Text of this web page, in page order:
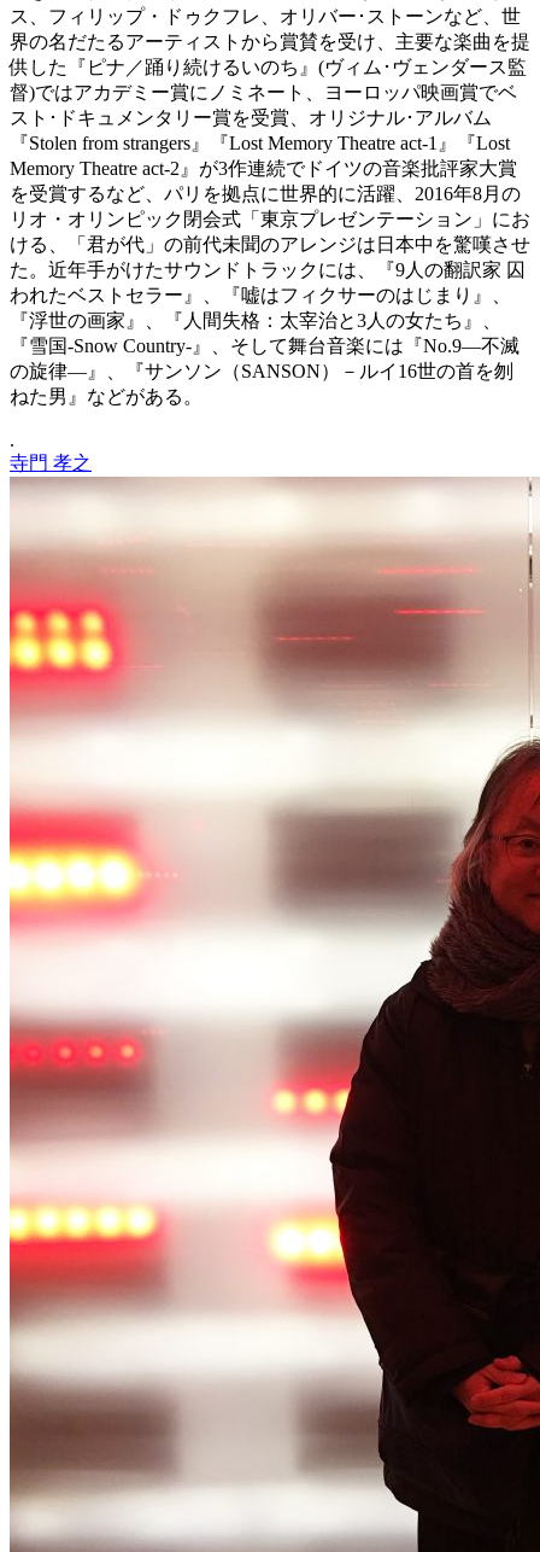
ス、フィリップ・ドゥクフレ、オリバー･ストーンなど、世
界の名だたるアーティストから賞賛を受け、主要な楽曲を提
供した『ピナ／踊り続けるいのち』 (ヴィム･ヴェンダース監
督)ではアカデミー賞にノミネート、ヨーロッパ映画賞でベ
スト･ドキュメンタリー賞を受賞、オリジナル･アルバム
『Stolen from strangers 』『Lost Memory Theatre act-1 』『Lost
Memory Theatre act-2 』が3作連続でドイツの音楽批評家大賞
を受賞するなど、パリを拠点に世界的に活躍、 2016年8月の
リオ・オリンピック閉会式「東京プレゼンテーション」にお
ける、「君が代」の前代未聞のアレンジは日本中を驚嘆させ
た。近年手がけたサウンドトラックには、『9人の翻訳家 囚
われたベストセラー』、『嘘はフィクサーのはじまり』、
『浮世の画家』、『人間失格：太宰治と3人の女たち』、
『雪国-Snow Country-』、そして舞台音楽には『No.9―不滅
の旋律―』、『サンソン（SANSON）－ルイ 16世の首を刎
ねた男』などがある。
.
寺門 孝之